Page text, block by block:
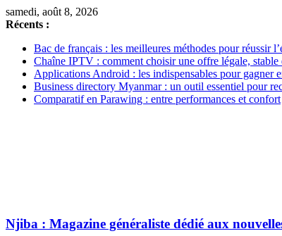
samedi, août 8, 2026
Récents :
Bac de français : les meilleures méthodes pour réussir
Chaîne IPTV : comment choisir une offre légale, stable
Applications Android : les indispensables pour gagner
Business directory Myanmar : un outil essentiel pour
Comparatif en Parawing : entre performances et confort
Njiba : Magazine généraliste dédié aux